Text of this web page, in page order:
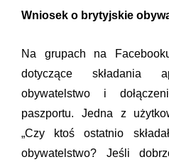
Wniosek o brytyjskie
Na grupach na
dotyczące składania
obywatelstwo i
paszportu. Jedna z
„Czy ktoś ostatnio
obywatelstwo? Jeśli